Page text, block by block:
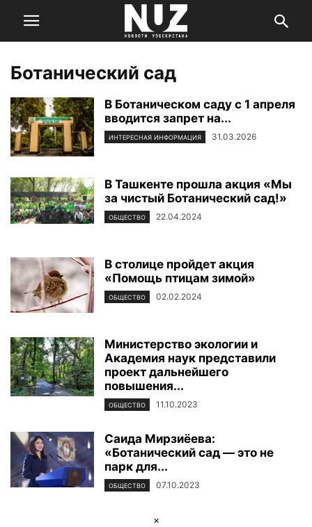
Ботанический сад
В Ботаническом саду с 1 апреля
вводится запрет на...
ИНТЕРЕСНАЯ ИНФОРМАЦИЯ 31.03.2026
В Ташкенте прошла акция «Мы
за чистый Ботанический сад!»
ОБЩЕСТВО 22.04.2024
В столице пройдет акция
«Помощь птицам зимой»
ОБЩЕСТВО 02.02.2024
Министерство экологии и
Академия наук представили
проект дальнейшего
повышения...
ОБЩЕСТВО 11.10.2023
Саида Мирзиёева:
«Ботанический сад — это не
парк для...
ОБЩЕСТВО 07.10.2023
×